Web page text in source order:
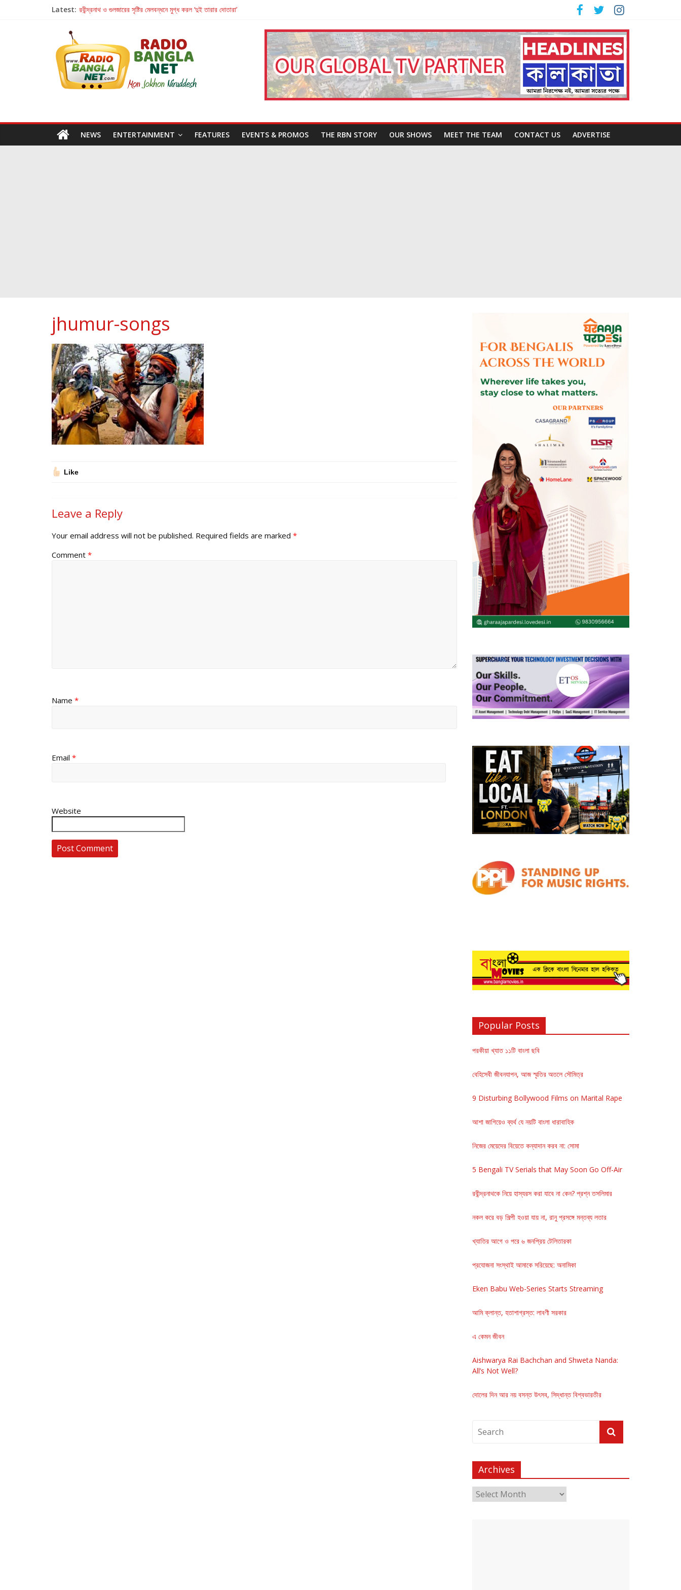
Latest: রবীন্দ্রনাথ ও গুলজারের সৃষ্টির মেলবন্ধনে মুগ্ধ করল ‘দুই তারার দোতারা’
Retribution: A Thought-Provoking Short Film That Challenges Our Understanding of Justice
হাওয়া বদলের টলিউডে ‘তুমি এলে তাই’
NEWS ENTERTAINMENT FEATURES EVENTS & PROMOS THE RBN STORY OUR SHOWS MEET THE TEAM CONTACT US ADVERTISE
jhumur-songs
Like
Leave a Reply
Your email address will not be published. Required fields are marked *
Comment *
Name *
Email *
Website
Popular Posts
পরকীয়া খ্যাত ১১টি বাংলা ছবি
বেহিসেবী জীবনযাপন, আজ স্মৃতির অতলে সৌমিত্র
9 Disturbing Bollywood Films on Marital Rape
আশা জাগিয়েও ব্যর্থ যে নয়টি বাংলা ধারাবাহিক
নিজের মেয়েদের বিয়েতে কন্যাদান করব না: সোমা
5 Bengali TV Serials that May Soon Go Off-Air
রবীন্দ্রনাথকে নিয়ে হাস্যরস করা যাবে না কেন? প্রশ্ন তসলিমার
নকল করে বড় শিল্পী হওয়া যায় না, রানু প্রসঙ্গে মন্তব্য লতার
খ্যাতির আগে ও পরে ৬ জনপ্রিয় টেলিতারকা
প্রযোজনা সংস্থাই আমাকে সরিয়েছে: অনামিকা
Eken Babu Web-Series Starts Streaming
আমি ক্লান্ত, হতাশাগ্রস্ত: লাবণী সরকার
এ কেমন জীবন
Aishwarya Rai Bachchan and Shweta Nanda:
All’s Not Well?
দোলের দিন আর নয় বসন্ত উৎসব, সিদ্ধান্ত বিশ্বভারতীর
Archives